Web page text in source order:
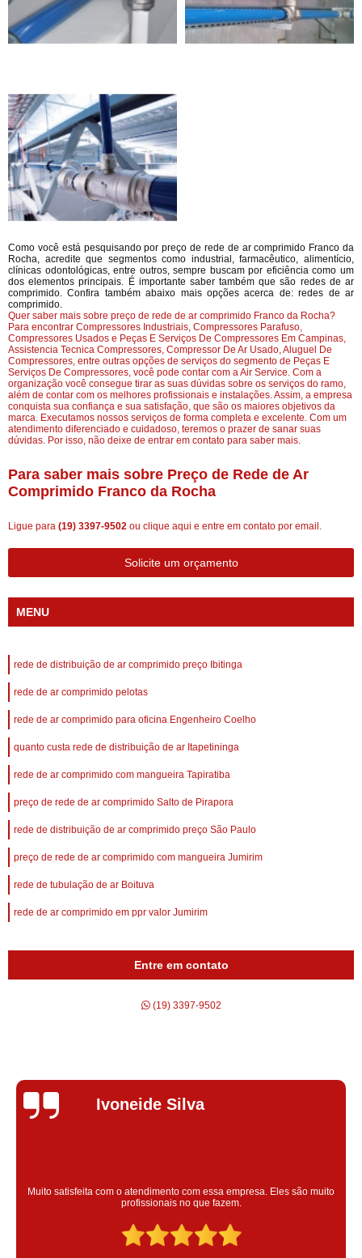
Como você está pesquisando por preço de rede de ar comprimido Franco da
Rocha, acredite que segmentos como industrial, farmacêutico, alimentício,
clínicas odontológicas, entre outros, sempre buscam por eficiência como um
dos elementos principais. É importante saber também que são redes de ar
comprimido. Confira também abaixo mais opções acerca de: redes de ar
comprimido.
Quer saber mais sobre preço de rede de ar comprimido Franco da Rocha?
Para encontrar Compressores Industriais, Compressores Parafuso,
Compressores Usados e Peças E Serviços De Compressores Em Campinas,
Assistencia Tecnica Compressores, Compressor De Ar Usado, Aluguel De
Compressores, entre outras opções de serviços do segmento de Peças E
Serviços De Compressores, você pode contar com a Air Service. Com a
organização você consegue tirar as suas dúvidas sobre os serviços do ramo,
além de contar com os melhores profissionais e instalações. Assim, a empresa
conquista sua confiança e sua satisfação, que são os maiores objetivos da
marca. Executamos nossos serviços de forma completa e excelente. Com um
atendimento diferenciado e cuidadoso, teremos o prazer de sanar suas
dúvidas. Por isso, não deixe de entrar em contato para saber mais.
Para saber mais sobre Preço de Rede de Ar
Comprimido Franco da Rocha
Ligue para (19) 3397-9502 ou clique aqui e entre em contato por email.
Solicite um orçamento
MENU
rede de distribuição de ar comprimido preço Ibitinga
rede de ar comprimido pelotas
rede de ar comprimido para oficina Engenheiro Coelho
quanto custa rede de distribuição de ar Itapetininga
rede de ar comprimido com mangueira Tapiratiba
preço de rede de ar comprimido Salto de Pirapora
rede de distribuição de ar comprimido preço São Paulo
preço de rede de ar comprimido com mangueira Jumirim
rede de tubulação de ar Boituva
rede de ar comprimido em ppr valor Jumirim
Entre em contato
(19) 3397-9502
Silvana Alves
Super satisfeita com o serviço prestado, atendimento muito bom!
colaoradores educado e transparente, destaque para o colaborador
Claudinei excelente profissional!